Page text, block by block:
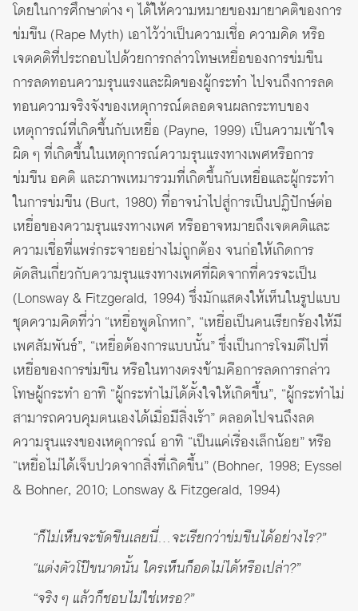
โดยในการศึกษาต่าง ๆ ได้ให้ความหมายของมายาคติของการ
ข่มขืน (Rape Myth) เอาไว้ว่าเป็นความเชื่อ ความคิด หรือ
เจตคติที่ประกอบไปด้วยการกล่าวโทษเหยื่อของการข่มขืน
การลดทอนความรุนแรงและผิดของผู้กระทำ ไปจนถึงการลด
ทอนความจริงจังของเหตุการณ์ตลอดจนผลกระทบของ
เหตุการณ์ที่เกิดขึ้นกับเหยื่อ (Payne, 1999) เป็นความเข้าใจ
ผิด ๆ ที่เกิดขึ้นในเหตุการณ์ความรุนแรงทางเพศหรือการ
ข่มขืน อคติ และภาพเหมารวมที่เกิดขึ้นกับเหยื่อและผู้กระทำ
ในการข่มขืน (Burt, 1980) ที่อาจนำไปสู่การเป็นปฏิปักษ์ต่อ
เหยื่อของความรุนแรงทางเพศ หรืออาจหมายถึงเจตคติและ
ความเชื่อที่แพร่กระจายอย่างไม่ถูกต้อง จนก่อให้เกิดการ
ตัดสินเกี่ยวกับความรุนแรงทางเพศที่ผิดจากที่ควรจะเป็น
(Lonsway & Fitzgerald, 1994) ซึ่งมักแสดงให้เห็นในรูปแบบ
ชุดความคิดที่ว่า “เหยื่อพูดโกหก”, “เหยื่อเป็นคนเรียกร้องให้มี
เพศสัมพันธ์”, “เหยื่อต้องการแบบนั้น” ซึ่งเป็นการโจมตีไปที่
เหยื่อของการข่มขืน หรือในทางตรงข้ามคือการลดการกล่าว
โทษผู้กระทำ อาทิ “ผู้กระทำไม่ได้ตั้งใจให้เกิดขึ้น”, “ผู้กระทำไม่
สามารถควบคุมตนเองได้เมื่อมีสิ่งเร้า” ตลอดไปจนถึงลด
ความรุนแรงของเหตุการณ์ อาทิ “เป็นแค่เรื่องเล็กน้อย” หรือ
“เหยื่อไม่ได้เจ็บปวดจากสิ่งที่เกิดขึ้น” (Bohner, 1998; Eyssel
& Bohner, 2010; Lonsway & Fitzgerald, 1994)
“ก็ไม่เห็นจะขัดขืนเลยนี่…จะเรียกว่าข่มขืนได้อย่างไร?”
“แต่งตัวโป๊ขนาดนั้น ใครเห็นก็อดไม่ได้หรือเปล่า?”
“จริง ๆ แล้วก็ชอบไม่ใช่เหรอ?”